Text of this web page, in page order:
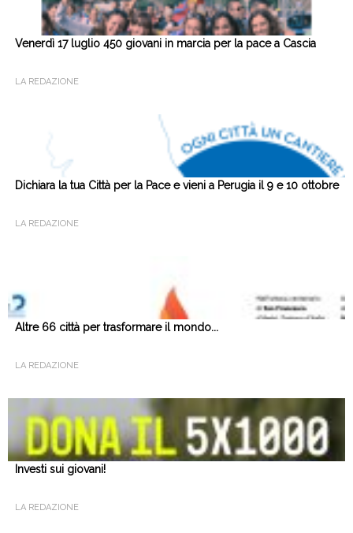
Venerdì 17 luglio 450 giovani in marcia per la pace a Cascia
LA REDAZIONE
Dichiara la tua Città per la Pace e vieni a Perugia il 9 e 10 ottobre
LA REDAZIONE
Altre 66 città per trasformare il mondo...
LA REDAZIONE
Investi sui giovani!
LA REDAZIONE